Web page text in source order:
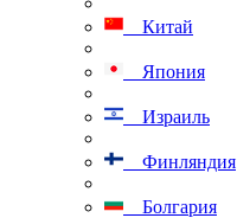
Китай
Япония
Израиль
Финляндия
Болгария